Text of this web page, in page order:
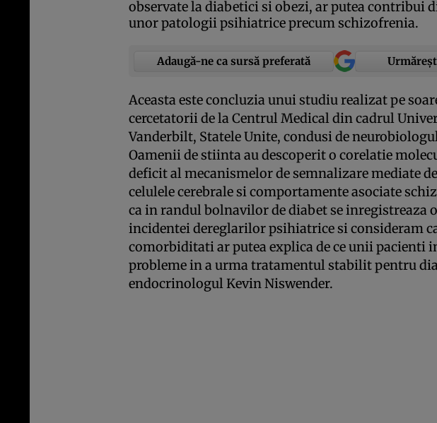
observate la diabetici si obezi, ar putea contribui
unor patologii psihiatrice precum schizofrenia.
Adaugă-ne ca sursă preferată
Aceasta este concluzia unui studiu realizat pe
cercetatorii de la Centrul Medical din cadrul
Vanderbilt, Statele Unite, condusi de
Oamenii de stiinta au descoperit o corelatie
deficit al mecanismelor de semnalizare mediate
celulele cerebrale si comportamente asociate
ca in randul bolnavilor de diabet se inregistreaza
incidentei dereglarilor psihiatrice si consideram
comorbiditati ar putea explica de ce unii pacienti
probleme in a urma tratamentul stabilit pentru
endocrinologul Kevin Niswender.